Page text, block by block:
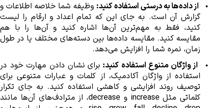
از داده‌ها به درستی استفاده کنید:
زمان، نمره شما را افزایش می‌دهد.
از واژگان متنوع استفاده کنید: